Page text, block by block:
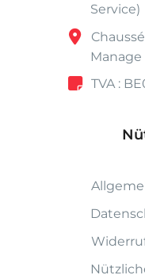
Service)
Manage
TVA :